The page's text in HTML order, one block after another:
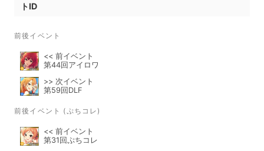
トID
前後イベント
<< 前イベント
第44回アイロワ
>> 次イベント
第59回DLF
前後イベント (ぷちコレ)
<< 前イベント
第31回ぷちコレ